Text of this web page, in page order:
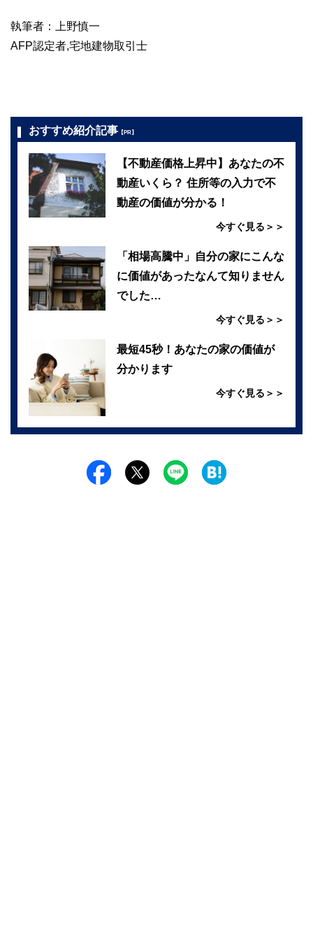
執筆者：上野慎一
AFP認定者,宅地建物取引士
おすすめ紹介記事 【PR】
【不動産価格上昇中】あなたの不
動産いくら？ 住所等の入力で不
動産の価値が分かる！
今すぐ見る＞＞
「相場高騰中」自分の家にこんな
に価値があったなんて知りません
でした…
今すぐ見る＞＞
最短45秒！あなたの家の価値が
分かります
今すぐ見る＞＞